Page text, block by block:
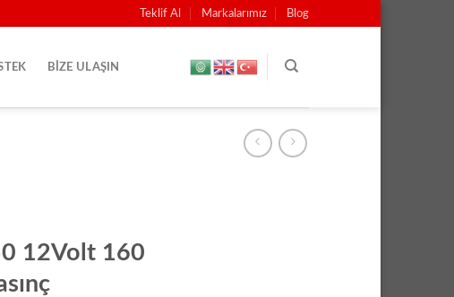
Teklif Al Markalarımız Blog
BIZE ULAŞIN
12Volt 160